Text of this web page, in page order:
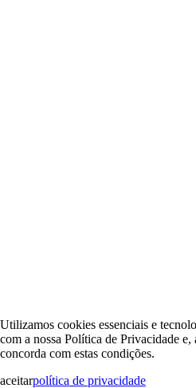
Utilizamos cookies essenciais e
com a nossa Política de Privacidade
concorda com estas condições.
aceitarpolítica de privacidade